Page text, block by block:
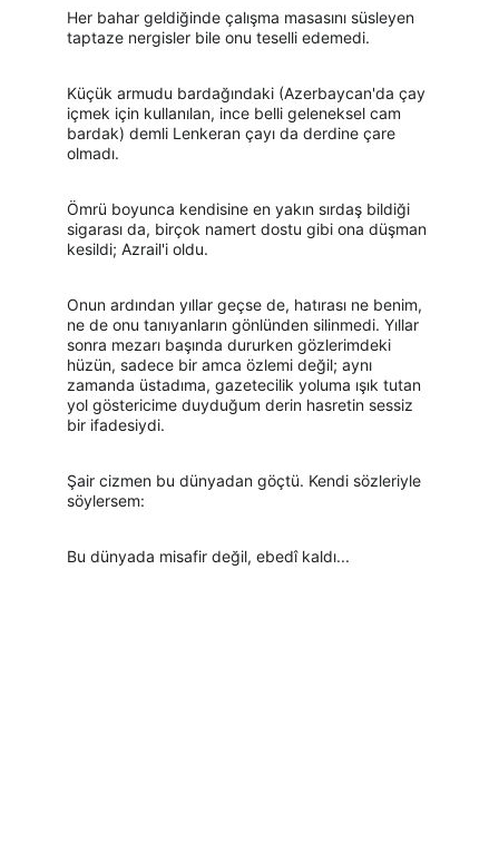
Her bahar geldiğinde çalışma masasını süsleyen
taptaze nergisler bile onu teselli edemedi.
Küçük armudu bardağındaki (Azerbaycan'da çay
içmek için kullanılan, ince belli geleneksel cam
bardak) demli Lenkeran çayı da derdine çare
olmadı.
Ömrü boyunca kendisine en yakın sırdaş bildiği
sigarası da, birçok namert dostu gibi ona düşman
kesildi; Azrail'i oldu.
Onun ardından yıllar geçse de, hatırası ne benim,
ne de onu tanıyanların gönlünden silinmedi. Yıllar
sonra mezarı başında dururken gözlerimdeki
hüzün, sadece bir amca özlemi değil; aynı
zamanda üstadıma, gazetecilik yoluma ışık tutan
yol göstericime duyduğum derin hasretin sessiz
bir ifadesiydi.
Şair cizmen bu dünyadan göçtü. Kendi sözleriyle
söylersem:
Bu dünyada misafir değil, ebedî kaldı...